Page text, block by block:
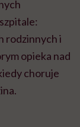
rodzinnych i
opieka nad
choruje